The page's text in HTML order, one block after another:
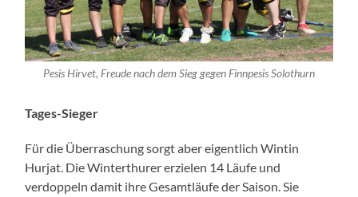
Pesis Hirvet, Freude nach dem Sieg gegen Finnpesis Solothurn
Tages-Sieger
Für die Überraschung sorgt aber eigentlich Wintin
Hurjat. Die Winterthurer erzielen 14 Läufe und
verdoppeln damit ihre Gesamtläufe der Saison. Sie